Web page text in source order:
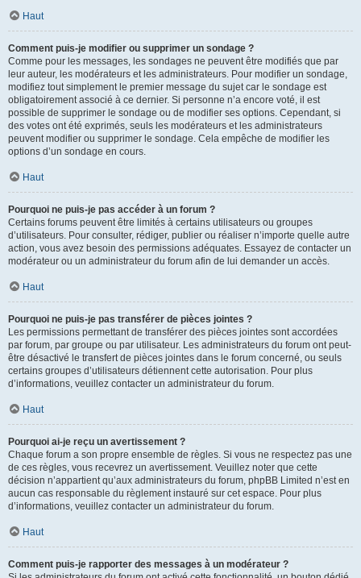
Haut
Comment puis-je modifier ou supprimer un sondage ?
Comme pour les messages, les sondages ne peuvent être modifiés que par
leur auteur, les modérateurs et les administrateurs. Pour modifier un sondage,
modifiez tout simplement le premier message du sujet car le sondage est
obligatoirement associé à ce dernier. Si personne n’a encore voté, il est
possible de supprimer le sondage ou de modifier ses options. Cependant, si
des votes ont été exprimés, seuls les modérateurs et les administrateurs
peuvent modifier ou supprimer le sondage. Cela empêche de modifier les
options d’un sondage en cours.
Haut
Pourquoi ne puis-je pas accéder à un forum ?
Certains forums peuvent être limités à certains utilisateurs ou groupes
d’utilisateurs. Pour consulter, rédiger, publier ou réaliser n’importe quelle autre
action, vous avez besoin des permissions adéquates. Essayez de contacter un
modérateur ou un administrateur du forum afin de lui demander un accès.
Haut
Pourquoi ne puis-je pas transférer de pièces jointes ?
Les permissions permettant de transférer des pièces jointes sont accordées
par forum, par groupe ou par utilisateur. Les administrateurs du forum ont peut-
être désactivé le transfert de pièces jointes dans le forum concerné, ou seuls
certains groupes d’utilisateurs détiennent cette autorisation. Pour plus
d’informations, veuillez contacter un administrateur du forum.
Haut
Pourquoi ai-je reçu un avertissement ?
Chaque forum a son propre ensemble de règles. Si vous ne respectez pas une
de ces règles, vous recevrez un avertissement. Veuillez noter que cette
décision n’appartient qu’aux administrateurs du forum, phpBB Limited n’est en
aucun cas responsable du règlement instauré sur cet espace. Pour plus
d’informations, veuillez contacter un administrateur du forum.
Haut
Comment puis-je rapporter des messages à un modérateur ?